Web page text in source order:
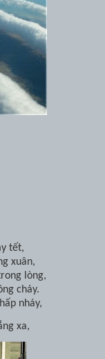
tết,
xuân,
lòng,
cháy.
nháy,
xa,